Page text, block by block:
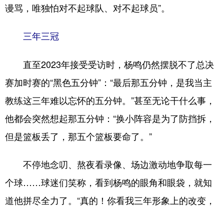
谩骂，唯独怕对不起球队、对不起球员”。
三年三冠
直至2023年接受受访时，杨鸣仍然摆脱不了总决
赛加时赛的“黑色五分钟”：“最后那五分钟，是我当主
教练这三年难以忘怀的五分钟。”甚至无论干什么事，
他都会突然想起那五分钟：“换小阵容是为了防挡拆，
但是篮板丢了，那五个篮板要命了。”
不停地念叨、熬夜看录像、场边激动地争取每一
个球……球迷们笑称，看到杨鸣的眼角和眼袋，就知
道他拼尽全力了。“真的！你看我三年形象上的改变，